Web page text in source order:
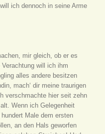
ich dennoch in seine Arme
mir gleich, ob er es
will ich ihm
alles andere besitzen
mach‘ dir meine traurigen
verschmachte hier seit zehn
Wenn ich Gelegenheit
Male dem ersten
an den Hals geworfen